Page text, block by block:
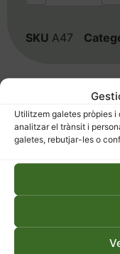
Utilitzem galetes pròpies
analitzar el trànsit i
galetes, rebutjar-les o
SKU A47
Descripció
Dels
Sobre els noms